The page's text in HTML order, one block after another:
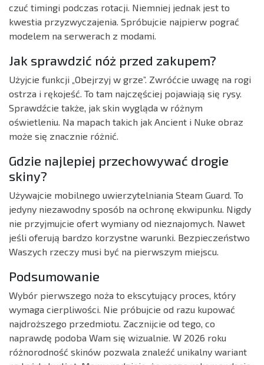
czuć timingi podczas rotacji. Niemniej jednak jest to
kwestia przyzwyczajenia. Spróbujcie najpierw pograć
modelem na serwerach z modami.
Jak sprawdzić nóż przed zakupem?
Użyjcie funkcji „Obejrzyj w grze”. Zwróćcie uwagę na rogi
ostrza i rękojeść. To tam najczęściej pojawiają się rysy.
Sprawdźcie także, jak skin wygląda w różnym
oświetleniu. Na mapach takich jak Ancient i Nuke obraz
może się znacznie różnić.
Gdzie najlepiej przechowywać drogie
skiny?
Używajcie mobilnego uwierzytelniania Steam Guard. To
jedyny niezawodny sposób na ochronę ekwipunku. Nigdy
nie przyjmujcie ofert wymiany od nieznajomych. Nawet
jeśli oferują bardzo korzystne warunki. Bezpieczeństwo
Waszych rzeczy musi być na pierwszym miejscu.
Podsumowanie
Wybór pierwszego noża to ekscytujący proces, który
wymaga cierpliwości. Nie próbujcie od razu kupować
najdroższego przedmiotu. Zacznijcie od tego, co
naprawdę podoba Wam się wizualnie. W 2026 roku
różnorodność skinów pozwala znaleźć unikalny wariant